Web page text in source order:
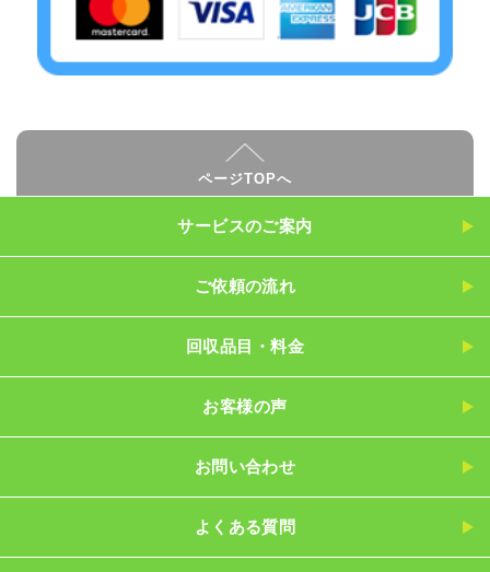
ページTOPへ
サービスのご案内
ご依頼の流れ
回収品目・料金
お客様の声
お問い合わせ
よくある質問